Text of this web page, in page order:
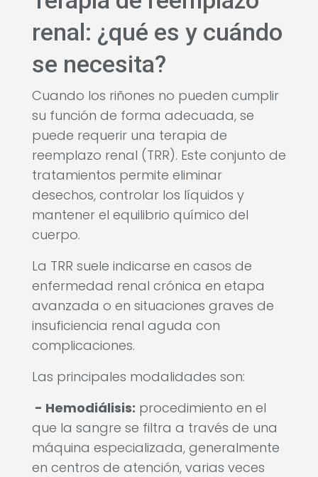
renal: ¿qué es y cuándo
se necesita?
Cuando los riñones no pueden cumplir
su función de forma adecuada, se
puede requerir una terapia de
reemplazo renal (TRR). Este conjunto de
tratamientos permite eliminar
desechos, controlar los líquidos y
mantener el equilibrio químico del
cuerpo.
La TRR suele indicarse en casos de
enfermedad renal crónica en etapa
avanzada o en situaciones graves de
insuficiencia renal aguda con
complicaciones.
Las principales modalidades son:
- Hemodiálisis: procedimiento en el
que la sangre se filtra a través de una
máquina especializada, generalmente
en centros de atención, varias veces